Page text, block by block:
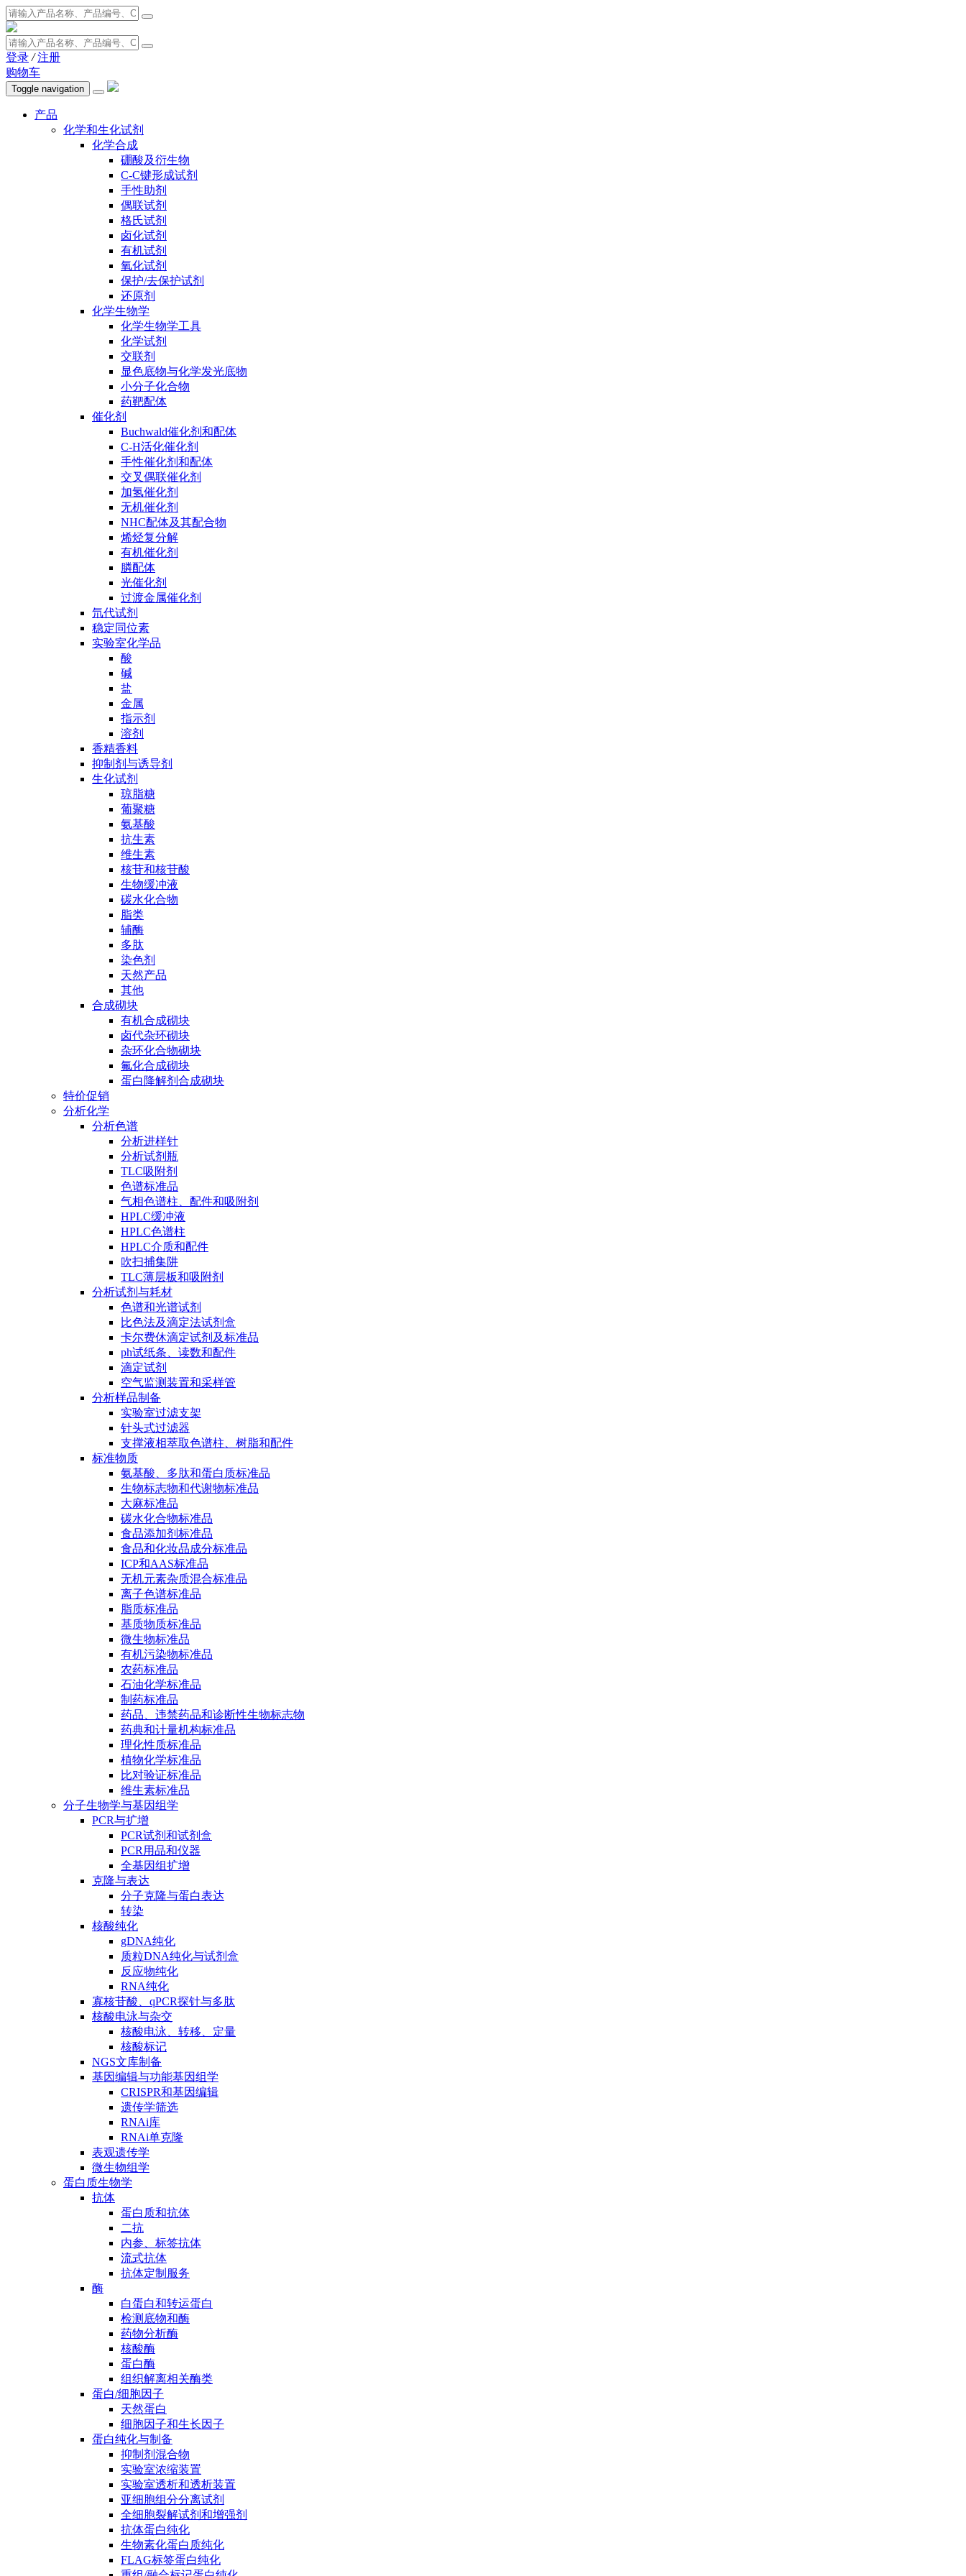
登录 / 注册
购物车
Toggle navigation
产品
化学和生化试剂
化学合成
硼酸及衍生物
C-C键形成试剂
手性助剂
偶联试剂
格氏试剂
卤化试剂
有机试剂
氧化试剂
保护/去保护试剂
还原剂
化学生物学
化学生物学工具
化学试剂
交联剂
显色底物与化学发光底物
小分子化合物
药靶配体
催化剂
Buchwald催化剂和配体
C-H活化催化剂
手性催化剂和配体
交叉偶联催化剂
加氢催化剂
无机催化剂
NHC配体及其配合物
烯烃复分解
有机催化剂
膦配体
光催化剂
过渡金属催化剂
氘代试剂
稳定同位素
实验室化学品
酸
碱
盐
金属
指示剂
溶剂
香精香料
抑制剂与诱导剂
生化试剂
琼脂糖
葡聚糖
氨基酸
抗生素
维生素
核苷和核苷酸
生物缓冲液
碳水化合物
脂类
辅酶
多肽
染色剂
天然产品
其他
合成砌块
有机合成砌块
卤代杂环砌块
杂环化合物砌块
氟化合成砌块
蛋白降解剂合成砌块
特价促销
分析化学
分析色谱
分析进样针
分析试剂瓶
TLC吸附剂
色谱标准品
气相色谱柱、配件和吸附剂
HPLC缓冲液
HPLC色谱柱
HPLC介质和配件
吹扫捕集阱
TLC薄层板和吸附剂
分析试剂与耗材
色谱和光谱试剂
比色法及滴定法试剂盒
卡尔费休滴定试剂及标准品
ph试纸条、读数和配件
滴定试剂
空气监测装置和采样管
分析样品制备
实验室过滤支架
针头式过滤器
支撑液相萃取色谱柱、树脂和配件
标准物质
氨基酸、多肽和蛋白质标准品
生物标志物和代谢物标准品
大麻标准品
碳水化合物标准品
食品添加剂标准品
食品和化妆品成分标准品
ICP和AAS标准品
无机元素杂质混合标准品
离子色谱标准品
脂质标准品
基质物质标准品
微生物标准品
有机污染物标准品
农药标准品
石油化学标准品
制药标准品
药品、违禁药品和诊断性生物标志物
药典和计量机构标准品
理化性质标准品
植物化学标准品
比对验证标准品
维生素标准品
分子生物学与基因组学
PCR与扩增
PCR试剂和试剂盒
PCR用品和仪器
全基因组扩增
克隆与表达
分子克隆与蛋白表达
转染
核酸纯化
gDNA纯化
质粒DNA纯化与试剂盒
反应物纯化
RNA纯化
寡核苷酸、qPCR探针与多肽
核酸电泳与杂交
核酸电泳、转移、定量
核酸标记
NGS文库制备
基因编辑与功能基因组学
CRISPR和基因编辑
遗传学筛选
RNAi库
RNAi单克隆
表观遗传学
微生物组学
蛋白质生物学
抗体
蛋白质和抗体
二抗
内参、标签抗体
流式抗体
抗体定制服务
酶
白蛋白和转运蛋白
检测底物和酶
药物分析酶
核酸酶
蛋白酶
组织解离相关酶类
蛋白/细胞因子
天然蛋白
细胞因子和生长因子
蛋白纯化与制备
抑制剂混合物
实验室浓缩装置
实验室透析和透析装置
亚细胞组分分离试剂
全细胞裂解试剂和增强剂
抗体蛋白纯化
生物素化蛋白质纯化
FLAG标签蛋白纯化